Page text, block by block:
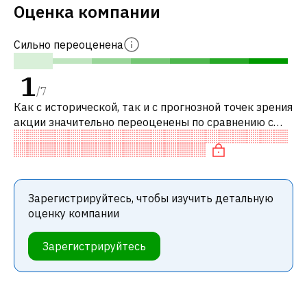
Оценка компании
Сильно переоценена
1/7
Как с исторической, так и с прогнозной точек зрения
акции значительно переоценены по сравнению с
аналогичными акциями. В частности, акция
«дорогая» по P/E, переоценена по
Зарегистрируйтесь, чтобы изучить детальную
оценку компании
Зарегистрируйтесь